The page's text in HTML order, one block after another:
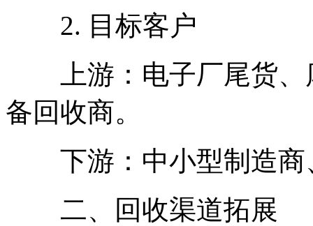
2. 目标客户
上游：电子厂尾货、
备回收商。
下游：中小型制造商
二、回收渠道拓展